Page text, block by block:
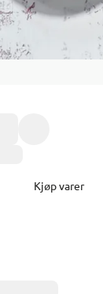
Kjøp varer